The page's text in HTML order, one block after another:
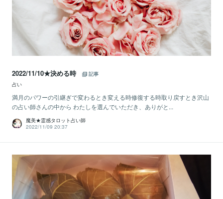
2022/11/10★決める時
記事
占い
満月のパワーの引継ぎで変わるとき変える時修復する時取り戻すとき沢山
の占い師さんの中から わたしを選んでいただき、ありがと...
魔美★霊感タロット占い師
2022/11/09 20:37